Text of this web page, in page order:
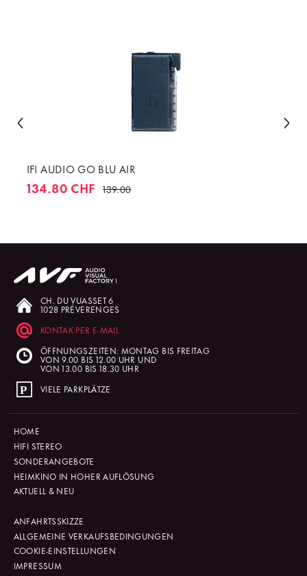
IFI AUDIO GO BLU AIR
134.80 CHF 139.00
CH. DU VUASSET 6
1028 PRÉVERENGES
KONTAK PER E-MAIL
ÖFFNUNGSZEITEN: MONTAG BIS FREITAG
VON 9.00 BIS 12.00 UHR UND
VON 13.00 BIS 18.30 UHR
VIELE PARKPLÄTZE
HOME
HIFI STEREO
SONDERANGEBOTE
HEIMKINO IN HOHER AUFLÖSUNG
AKTUELL & NEU
ANFAHRTSSKIZZE
ALLGEMEINE VERKAUFSBEDINGUNGEN
COOKIE-EINSTELLUNGEN
IMPRESSUM